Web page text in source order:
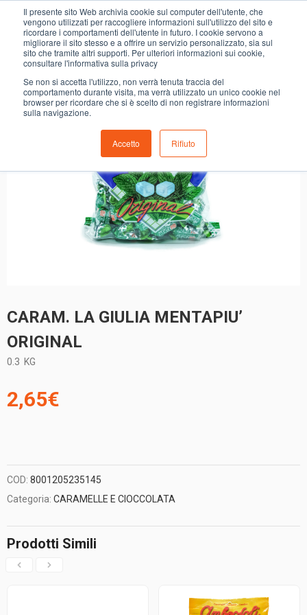
Il presente sito Web archivia cookie sul computer dell'utente, che
vengono utilizzati per raccogliere informazioni sull'utilizzo del sito e
ricordare i comportamenti dell'utente in futuro. I cookie servono a
migliorare il sito stesso e a offrire un servizio personalizzato, sia sul
sito che tramite altri supporti. Per ulteriori informazioni sui cookie,
consultare l'informativa sulla privacy
Se non si accetta l'utilizzo, non verrà tenuta traccia del
comportamento durante visita, ma verrà utilizzato un unico cookie nel
browser per ricordare che si è scelto di non registrare informazioni
sulla navigazione.
Accetto Rifiuto
CARAM. LA GIULIA MENTAPIU’ ORIGINAL
CARAM. LA GIULIA MENTAPIU’
ORIGINAL
0.3 KG
2,65€
COD: 8001205235145
Categoria: CARAMELLE E CIOCCOLATA
Prodotti Simili